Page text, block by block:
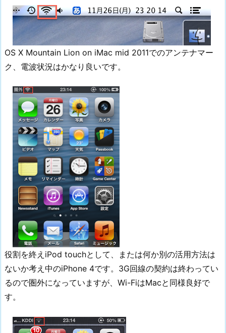
OS X Mountain Lion on iMac mid 2011でのアンテナマー
ク、電波状況はかなり良いです。
役割を終えiPod touchとして、または何か別の活用方法は
ないか考え中のiPhone 4です。3G回線の契約は終わってい
るので圏外になっていますが、Wi-FiはMacと同様良好で
す。